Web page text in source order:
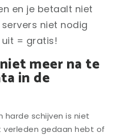
en je betaalt niet
niet nodig
uit = gratis!
meer na te
in de
harde schijven is niet
verleden gedaan hebt of